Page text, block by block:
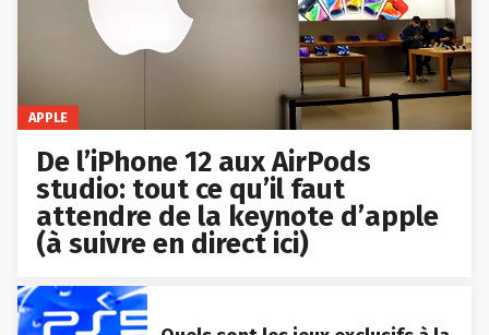
APPLE
De l’iPhone 12 aux AirPods
studio: tout ce qu’il faut
attendre de la keynote d’apple
(à suivre en direct ici)